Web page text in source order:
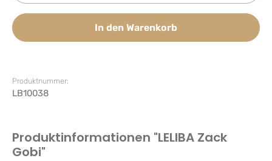
In den Warenkorb
Produktnummer:
LB10038
Produktinformationen "LELIBA Zack
Gobi"